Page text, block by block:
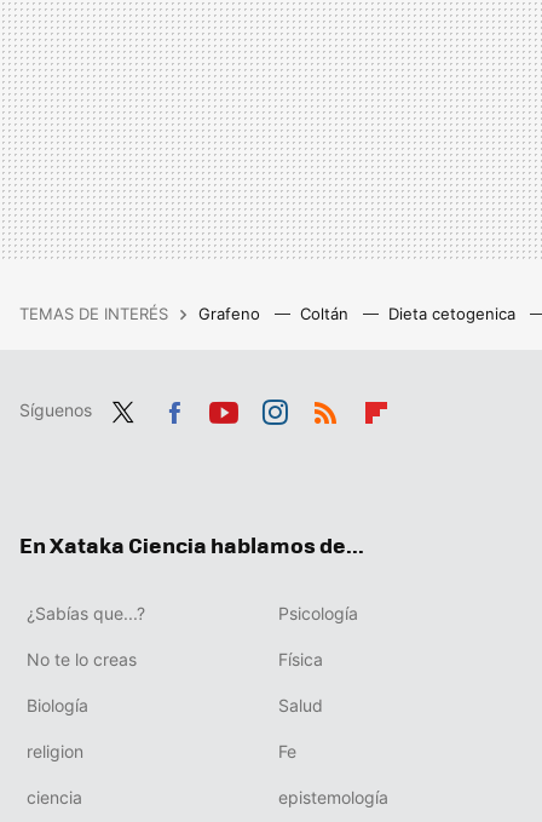
TEMAS DE INTERÉS Grafeno Coltán Dieta cetogenica
Síguenos
En Xataka Ciencia hablamos de...
¿Sabías que...? Psicología
No te lo creas Física
Biología Salud
religion Fe
ciencia epistemología